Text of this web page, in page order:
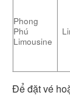
Phong
Phú
Limousine
Để đặt vé